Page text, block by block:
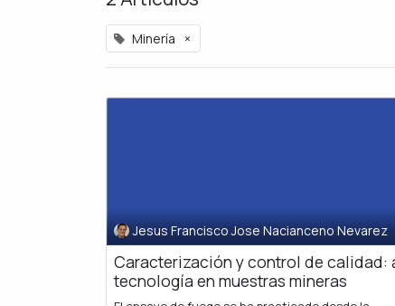
Minería ×
Jesus Francisco Jose Nacianceno Nevarez
Caracterización y control de calidad:
tecnología en muestras mineras